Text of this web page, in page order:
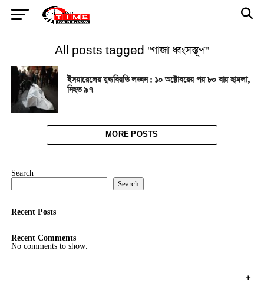
All posts tagged "গাজা ধ্বংসস্তূপ"
ইসরায়েলের যুদ্ধবিরতি লঙ্ঘন : ১০ অক্টোবরের পর ৮০ বার হামলা,
নিহত ৯৭
MORE POSTS
Search
Search
Recent Posts
Recent Comments
No comments to show.
+